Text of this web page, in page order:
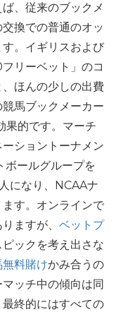
、従来のブックメ
換での普通のオッ
。イギリスおよび
リーベット」のコ
ほんの少しの出費
馬ブックメーカー
果的です。マーチ
ショントーナメン
ボールグループを
になり、NCAAナ
す。オンラインで
ますが、 ベットプ
ックを考え出さな
無料賭けかみ合うの
ッチ中の傾向は同
終的にはすべての